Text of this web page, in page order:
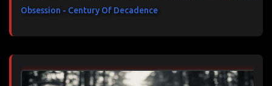
Obsession - Century Of Decadence